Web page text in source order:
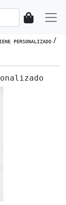
PERSONALIZADO /